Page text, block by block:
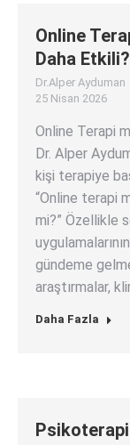
Online
Daha Etkili?
Dr.Alper Ayduman
25 Nisan 2026
Online Terapi
Dr. Alper
kişi terapiye
“Online terapi
mi?” Özellikle
gündeme
araştırmalar,
Daha Fazla